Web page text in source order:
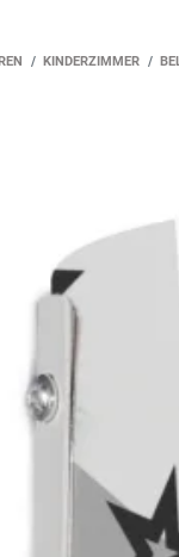
KINDERZIMMER